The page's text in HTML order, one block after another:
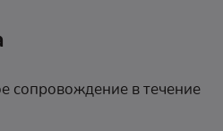
сопровождение в течение